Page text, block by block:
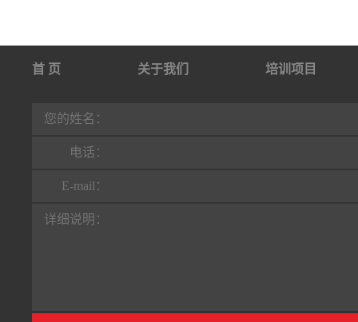
首 页 关于我们 培训项目
行业动态
您的姓名：
电话：
E-mail：
详细说明：